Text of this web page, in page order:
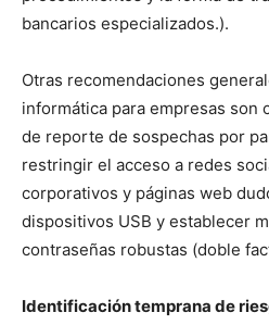
bancarios especializados.).
Otras recomendaciones
informática para empresas son
de reporte de sospechas por
restringir el acceso a redes
corporativos y páginas web
dispositivos USB y establecer
contraseñas robustas (doble
Identificación temprana de